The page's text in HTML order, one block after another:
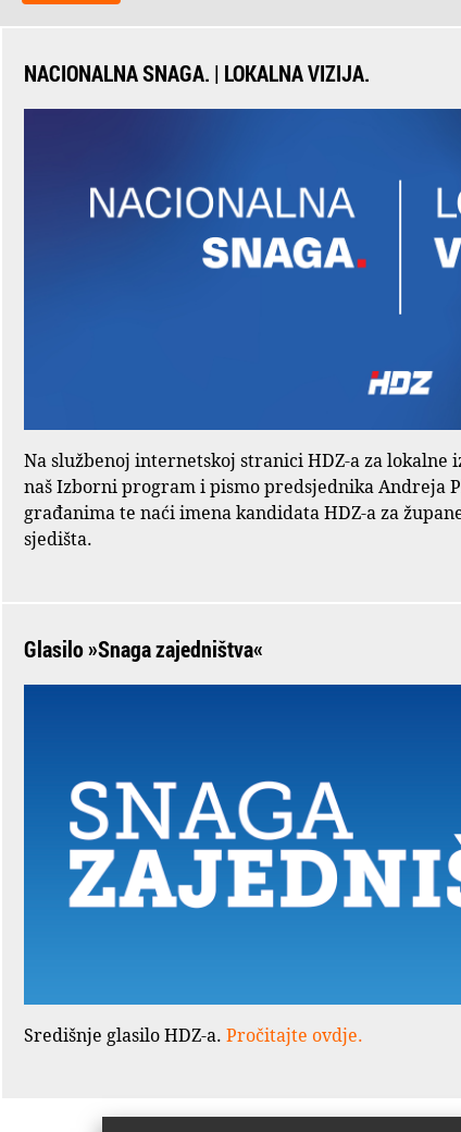
NACIONALNA SNAGA. | LOKALNA VIZIJA.
Na službenoj internetskoj stranici HDZ-a za lokalne
naš Izborni program i pismo predsjednika Andreja
građanima te naći imena kandidata HDZ-a za
sjedišta.
Glasilo »Snaga zajedništva«
Središnje glasilo HDZ-a. Pročitajte ovdje.